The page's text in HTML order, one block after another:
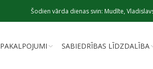
Šodien vārda dienas svin: Mudīte,
PAKALPOJUMI SABIEDRĪBAS LĪDZDALĪBA